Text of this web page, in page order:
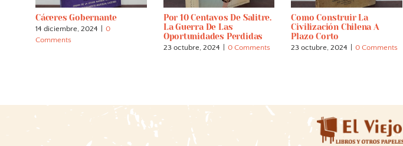
Cáceres Gobernante
14 diciembre, 2024
0
Comments
Por 10 Centavos De Salitre.
La Guerra De Las
Oportunidades Perdidas
23 octubre, 2024 0 Comments
Como Construir La
Civilización Chilena A
Plazo Corto
23 octubre, 2024 0 Comments